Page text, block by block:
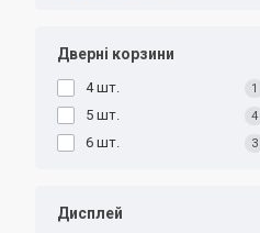
Дверні корзини
4 шт. 1
5 шт. 4
6 шт. 3
Дисплей